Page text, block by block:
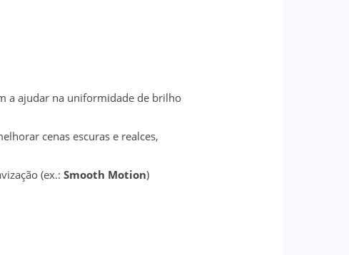
a ajudar na uniformidade de brilho
cenas escuras e realces,
(ex.: Smooth Motion)